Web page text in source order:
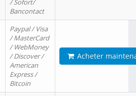
/ Sofort/
Bancontact
Paypal / Visa
/ MasterCard
/ WebMoney
/ Discover /
American
Express /
Bitcoin
Acheter